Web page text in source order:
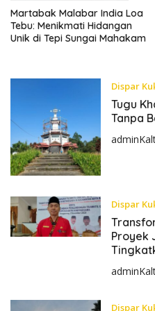
Martabak Malabar India Loa
Tebu: Menikmati Hidangan
Unik di Tepi Sungai Mahakam
Dispar
Tugu
Tanpa
Dispar
Proyek
Dispar